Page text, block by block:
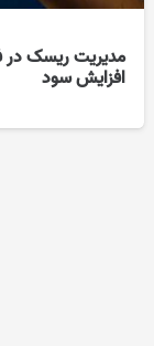
مدیریت ریسک در
افزایش سود